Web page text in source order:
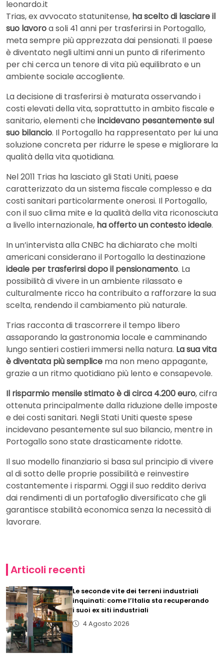
leonardo.it
Trias, ex avvocato statunitense, ha scelto di lasciare il
suo lavoroa soli 41 anni per trasferirsi in Portogallo,
meta sempre più apprezzata dai pensionati. Il paese
è diventato negli ultimi anni un punto di riferimento
per chi cerca un tenore di vita più equilibrato e un
ambiente sociale accogliente.
La decisione di trasferirsi è maturata osservando i
costi elevati della vita, soprattutto in ambito fiscale e
sanitario, elementi che incidevano pesantemente sul
suo bilancio. Il Portogallo ha rappresentato per lui una
soluzione concreta per ridurre le spese e migliorare la
qualità della vita quotidiana.
Nel 2011 Trias ha lasciato gli Stati Uniti, paese
caratterizzato da un sistema fiscale complesso e da
costi sanitari particolarmente onerosi. Il Portogallo,
con il suo clima mite e la qualità della vita riconosciuta
a livello internazionale, ha offerto un contesto ideale.
In un’intervista alla CNBC ha dichiarato che molti
americani considerano il Portogallo la destinazione
ideale per trasferirsi dopo il pensionamento. La
possibilità di vivere in un ambiente rilassato e
culturalmente ricco ha contribuito a rafforzare la sua
scelta, rendendo il cambiamento più naturale.
Trias racconta di trascorrere il tempo libero
assaporando la gastronomia locale e camminando
lungo sentieri costieri immersi nella natura. La sua vita
è diventata più semplice ma non meno appagante,
grazie a un ritmo quotidiano più lento e consapevole.
Il risparmio mensile stimato è di circa 4.200 euro, cifra
ottenuta principalmente dalla riduzione delle imposte
e dei costi sanitari. Negli Stati Uniti queste spese
incidevano pesantemente sul suo bilancio, mentre in
Portogallo sono state drasticamente ridotte.
Il suo modello finanziario si basa sul principio di vivere
al di sotto delle proprie possibilità e reinvestire
costantemente i risparmi. Oggi il suo reddito deriva
dai rendimenti di un portafoglio diversificato che gli
garantisce stabilità economica senza la necessità di
lavorare.
Articoli recenti
Le seconde vite dei terreni industriali
inquinati: come l’Italia sta recuperando
i suoi ex siti industriali
4 Agosto 2026